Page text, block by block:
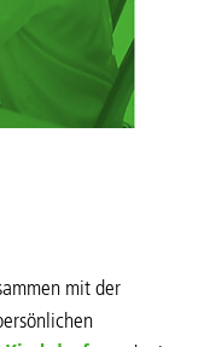
mit der